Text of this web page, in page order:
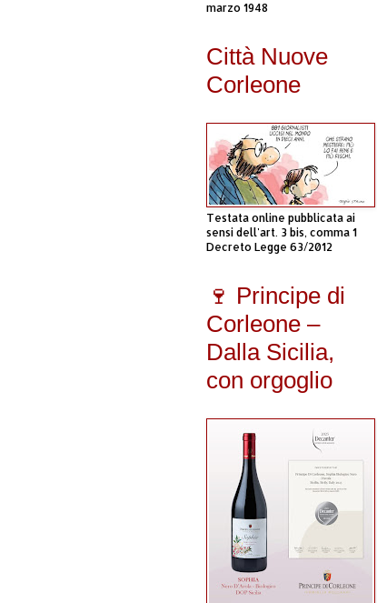
marzo 1948
Città Nuove
Corleone
Testata online pubblicata ai
sensi dell'art. 3 bis, comma 1
Decreto Legge 63/2012
🍷 Principe di
Corleone –
Dalla Sicilia,
con orgoglio